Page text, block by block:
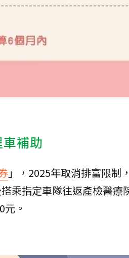
補助
」，2025年取消排富限制
乘指定車隊往返產檢醫
。